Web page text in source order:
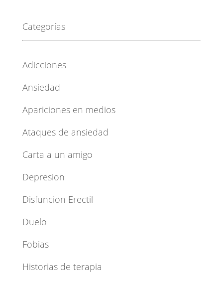
Categorías
Adicciones
Ansiedad
Apariciones en medios
Ataques de ansiedad
Carta a un amigo
Depresion
Disfuncion Erectil
Duelo
Fobias
Historias de terapia